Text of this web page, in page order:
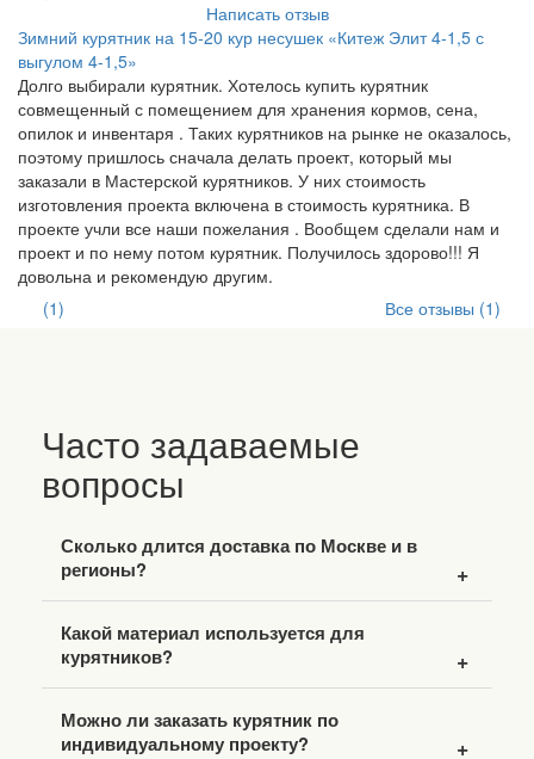
Написать отзыв
Зимний курятник на 15-20 кур несушек «Китеж Элит 4-1,5 с
выгулом 4-1,5»
Долго выбирали курятник. Хотелось купить курятник
совмещенный с помещением для хранения кормов, сена,
опилок и инвентаря . Таких курятников на рынке не оказалось,
поэтому пришлось сначала делать проект, который мы
заказали в Мастерской курятников. У них стоимость
изготовления проекта включена в стоимость курятника. В
проекте учли все наши пожелания . Вообщем сделали нам и
проект и по нему потом курятник. Получилось здорово!!! Я
довольна и рекомендую другим.
(1)
Все отзывы (1)
Часто задаваемые
вопросы
Сколько длится доставка по Москве и в
регионы?
Какой материал используется для
курятников?
Можно ли заказать курятник по
индивидуальному проекту?